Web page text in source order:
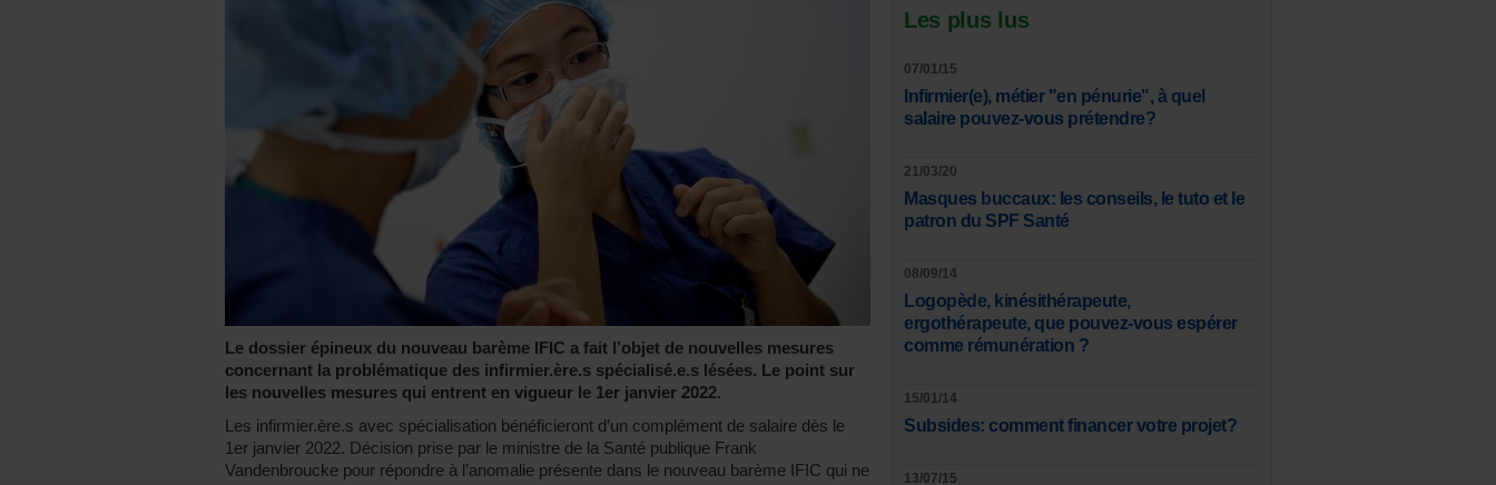
Le dossier épineux du nouveau barème IFIC a fait l’objet de nouvelles mesures
concernant la problématique des infirmier.ère.s spécialisé.e.s lésées. Le point sur
les nouvelles mesures qui entrent en vigueur le 1er janvier 2022.
Les infirmier.ère.s avec spécialisation bénéficieront d’un complément de salaire dès le
1er janvier 2022. Décision prise par le ministre de la Santé publique Frank
Vandenbroucke pour répondre à l’anomalie présente dans le nouveau barème IFIC qui ne
Les plus lus
07/01/15
Infirmier(e), métier "en pénurie", à quel
salaire pouvez-vous prétendre?
21/03/20
Masques buccaux: les conseils, le tuto et le
patron du SPF Santé
08/09/14
Logopède, kinésithérapeute,
ergothérapeute, que pouvez-vous espérer
comme rémunération ?
15/01/14
Subsides: comment financer votre projet?
13/07/15